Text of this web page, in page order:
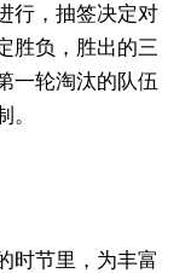
行，抽签决定对
胜负，胜出的三
一轮淘汰的队伍
。
节里，为丰富